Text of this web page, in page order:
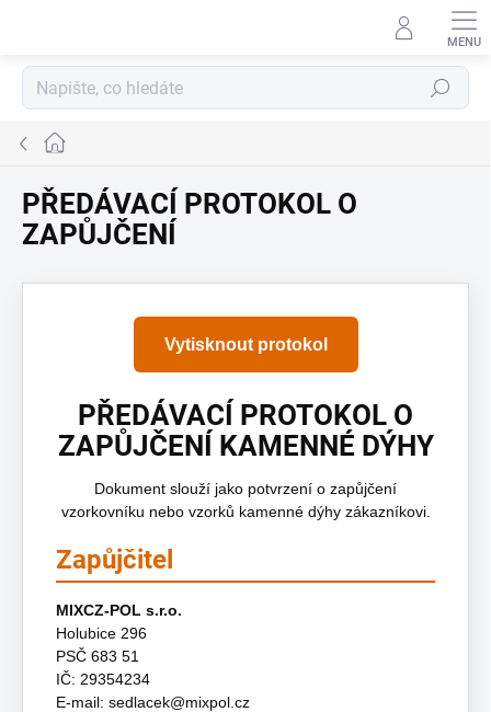
Hledat
Domů
PŘEDÁVACÍ PROTOKOL O
ZAPŮJČENÍ
Vytisknout protokol
PŘEDÁVACÍ PROTOKOL O
ZAPŮJČENÍ KAMENNÉ DÝHY
Dokument slouží jako potvrzení o zapůjčení
vzorkovníku nebo vzorků kamenné dýhy zákazníkovi.
Zapůjčitel
MIXCZ-POL s.r.o.
Holubice 296
PSČ 683 51
IČ: 29354234
E-mail: sedlacek@mixpol.cz